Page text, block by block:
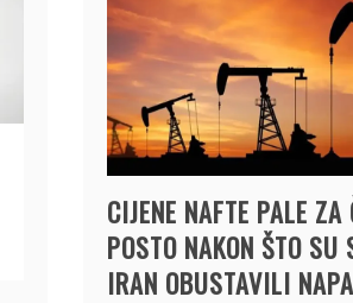
CIJENE NAFTE PALE
POSTO NAKON ŠTO SU
IRAN OBUSTAVILI